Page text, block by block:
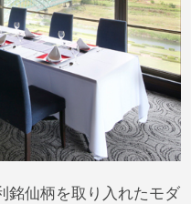
銘仙柄を取り入れたモダ